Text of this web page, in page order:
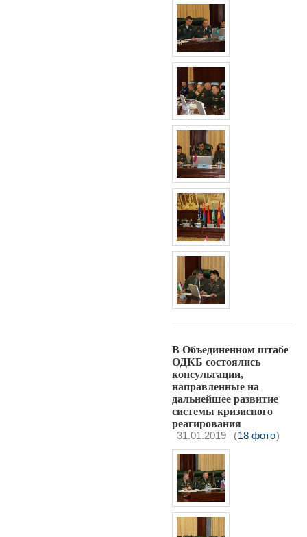
В Объединенном штабе
ОДКБ состоялись
консультации,
направленные на
дальнейшее развитие
системы кризисного
реагирования
31.01.2019 (18 фото)